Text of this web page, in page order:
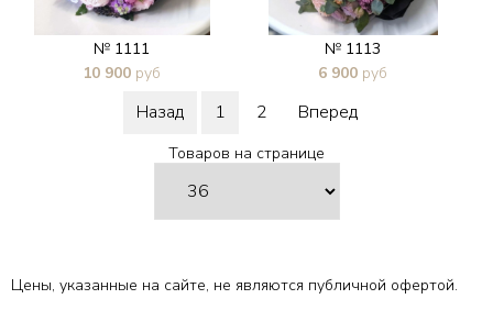
№ 1111
10 900 руб
В 1 клик
№ 1113
6 900 руб
В 1 клик
Назад 1 2 Вперед
Товаров на странице
Цены, указанные на сайте, не являются публичной офертой.